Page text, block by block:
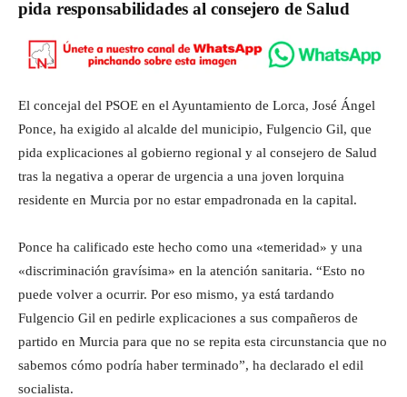
pida responsabilidades al consejero de Salud
El concejal del PSOE en el Ayuntamiento de Lorca, José Ángel
Ponce, ha exigido al alcalde del municipio, Fulgencio Gil, que
pida explicaciones al gobierno regional y al consejero de Salud
tras la negativa a operar de urgencia a una joven lorquina
residente en Murcia por no estar empadronada en la capital.
Ponce ha calificado este hecho como una «temeridad» y una
«discriminación gravísima» en la atención sanitaria. “Esto no
puede volver a ocurrir. Por eso mismo, ya está tardando
Fulgencio Gil en pedirle explicaciones a sus compañeros de
partido en Murcia para que no se repita esta circunstancia que no
sabemos cómo podría haber terminado”, ha declarado el edil
socialista.